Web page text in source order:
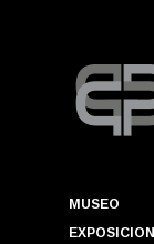
MUSEO